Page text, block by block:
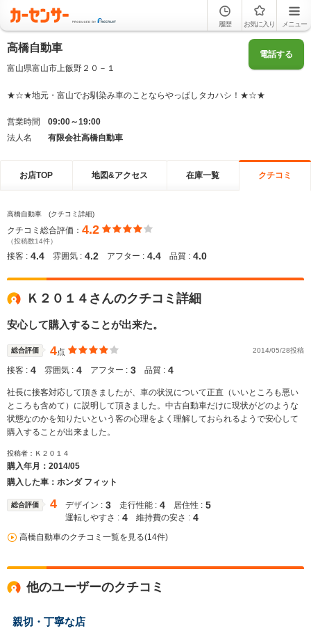
履歴 お気に入り メニュー
高橋自動車
富山県富山市上飯野２０－１
電話する
★☆★地元・富山でお馴染み車のことならやっぱしタカハシ！★☆★
営業時間
09:00～19:00
法人名
有限会社高橋自動車
お店TOP 地図&アクセス 在庫一覧 クチコミ
高橋自動車 (クチコミ詳細)
クチコミ総合評価： 4.2
（投稿数14件）
接客 : 4.4 雰囲気 : 4.2 アフター : 4.4 品質 : 4.0
Ｋ２０１４さんのクチコミ詳細
安心して購入することが出来た。
総合評価 4点 2014/05/28投稿
接客 : 4 雰囲気 : 4 アフター : 3 品質 : 4
社長に接客対応して頂きましたが、車の状況について正直（いいところも悪い
ところも含めて）に説明して頂きました。中古自動車だけに現状がどのような
状態なのかを知りたいという客の心理をよく理解しておられるようで安心して
購入することが出来ました。
投稿者：Ｋ２０１４
購入年月： 2014/05
購入した車：ホンダ フィット
総合評価 4 デザイン : 3 走行性能 : 4 居住性 : 5
運転しやすさ : 4 維持費の安さ : 4
高橋自動車のクチコミ一覧を見る(14件)
他のユーザーのクチコミ
親切・丁寧な店